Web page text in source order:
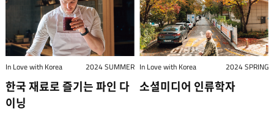
마포구 상수역 근처에 위치한 두 번째
빈티지 음반 가게 모자이크 웨스트에서
음반을 듣는 커티스 캄부. 오늘날의
디지털 시대에는 스포티파이, 애플뮤직,
음악을 손쉽게 스트리밍할 수 있다.
하지만, 전 세계적으로 LP 앨범이 다시
유행하고 있으며, 그 추세는 한동안
(NAKAYASHIKI KENTA, 中屋敷
健太) 씨에게 오는 아이부터
어르신까지 다양하다. 그는 한 번에 한
명의 손님 만을 받는다. 오롯이 그
미용실에선 누구나 주인공이 된다.
동시에 여러 손님을 받는 대신 한 사람씩
In Love with Korea 2024 SUMMER
한국 재료로 즐기는 파인 다
이닝
In Love with Korea 2024 SPRING
소셜미디어 인류학자